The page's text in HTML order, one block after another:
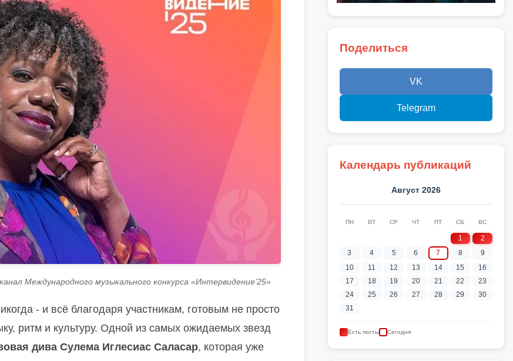
Международного музыкального конкурса «Интервидение’25»
- и всё благодаря участникам, готовым не просто
ритм и культуру. Одной из самых ожидаемых звезд
дивa Сулема Иглесиас Саласар, которая уже
Поделиться
VK
Telegram
Календарь публикаций
Август 2026
ПН ВТ СР ЧТ ПТ СБ ВС
1
2
3
4 5 6 7 8
9
10
11 12 13 14 15
16
17
18 19 20 21 22
23
24
25 26 27 28 29
30
31
Есть посты Сегодня